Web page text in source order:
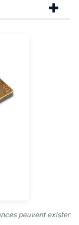
peuvent exister